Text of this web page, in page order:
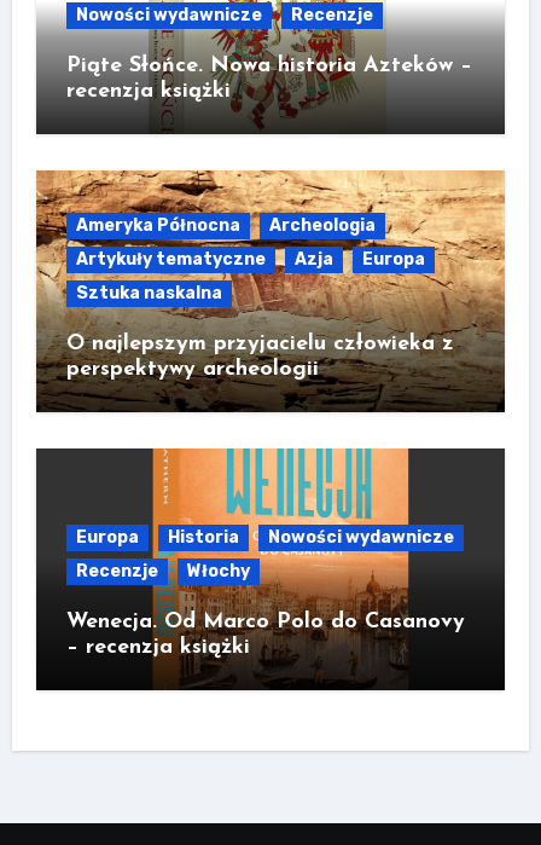
Nowości wydawnicze Recenzje
Piąte Słońce. Nowa historia Azteków –
recenzja książki
Ameryka Północna
Archeologia
Artykuły tematyczne
Azja
Europa
Sztuka naskalna
O najlepszym przyjacielu człowieka z
perspektywy archeologii
Europa Historia
Nowości wydawnicze
Recenzje
Włochy
Wenecja. Od Marco Polo do Casanovy
– recenzja książki